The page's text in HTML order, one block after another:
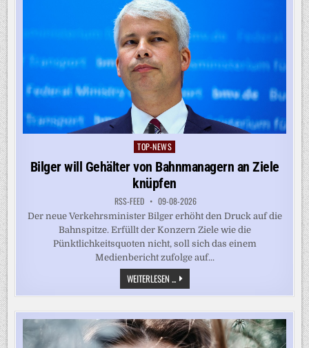
Posted
TOP-NEWS
Bilger will Gehälter von Bahnmanagern an Ziele
knüpfen
RSS-FEED 09-08-2026
Der neue Verkehrsminister Bilger erhöht den Druck auf die
Bahnspitze. Erfüllt der Konzern Ziele wie die
Pünktlichkeitsquoten nicht, soll sich das einem
Medienbericht zufolge auf...
WEITERLESEN ... BILGER
WILL
GEHÄLTER
BAHNMANAGERN
AN
ZIELE
KNÜPFEN